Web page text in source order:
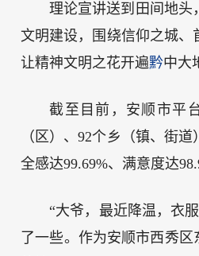
理论宣讲送到田间地
文明建设，围绕信仰之城
让精神文明之花开遍黔中大
截至目前，安顺市平
（区）、92个乡（镇、街
全感达99.69%、满意度达
“大爷，最近降温，衣
了一些。作为安顺市西秀